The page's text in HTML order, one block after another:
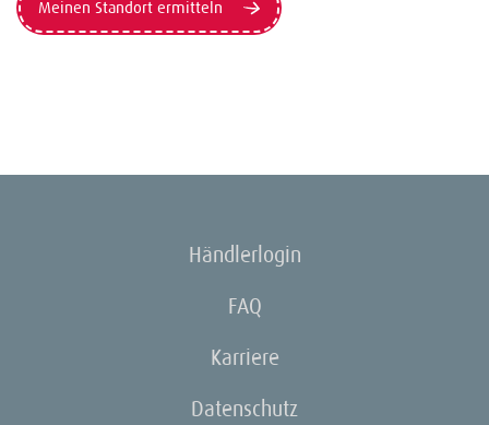
Meinen Standort ermitteln
Händlerlogin
FAQ
Karriere
Datenschutz